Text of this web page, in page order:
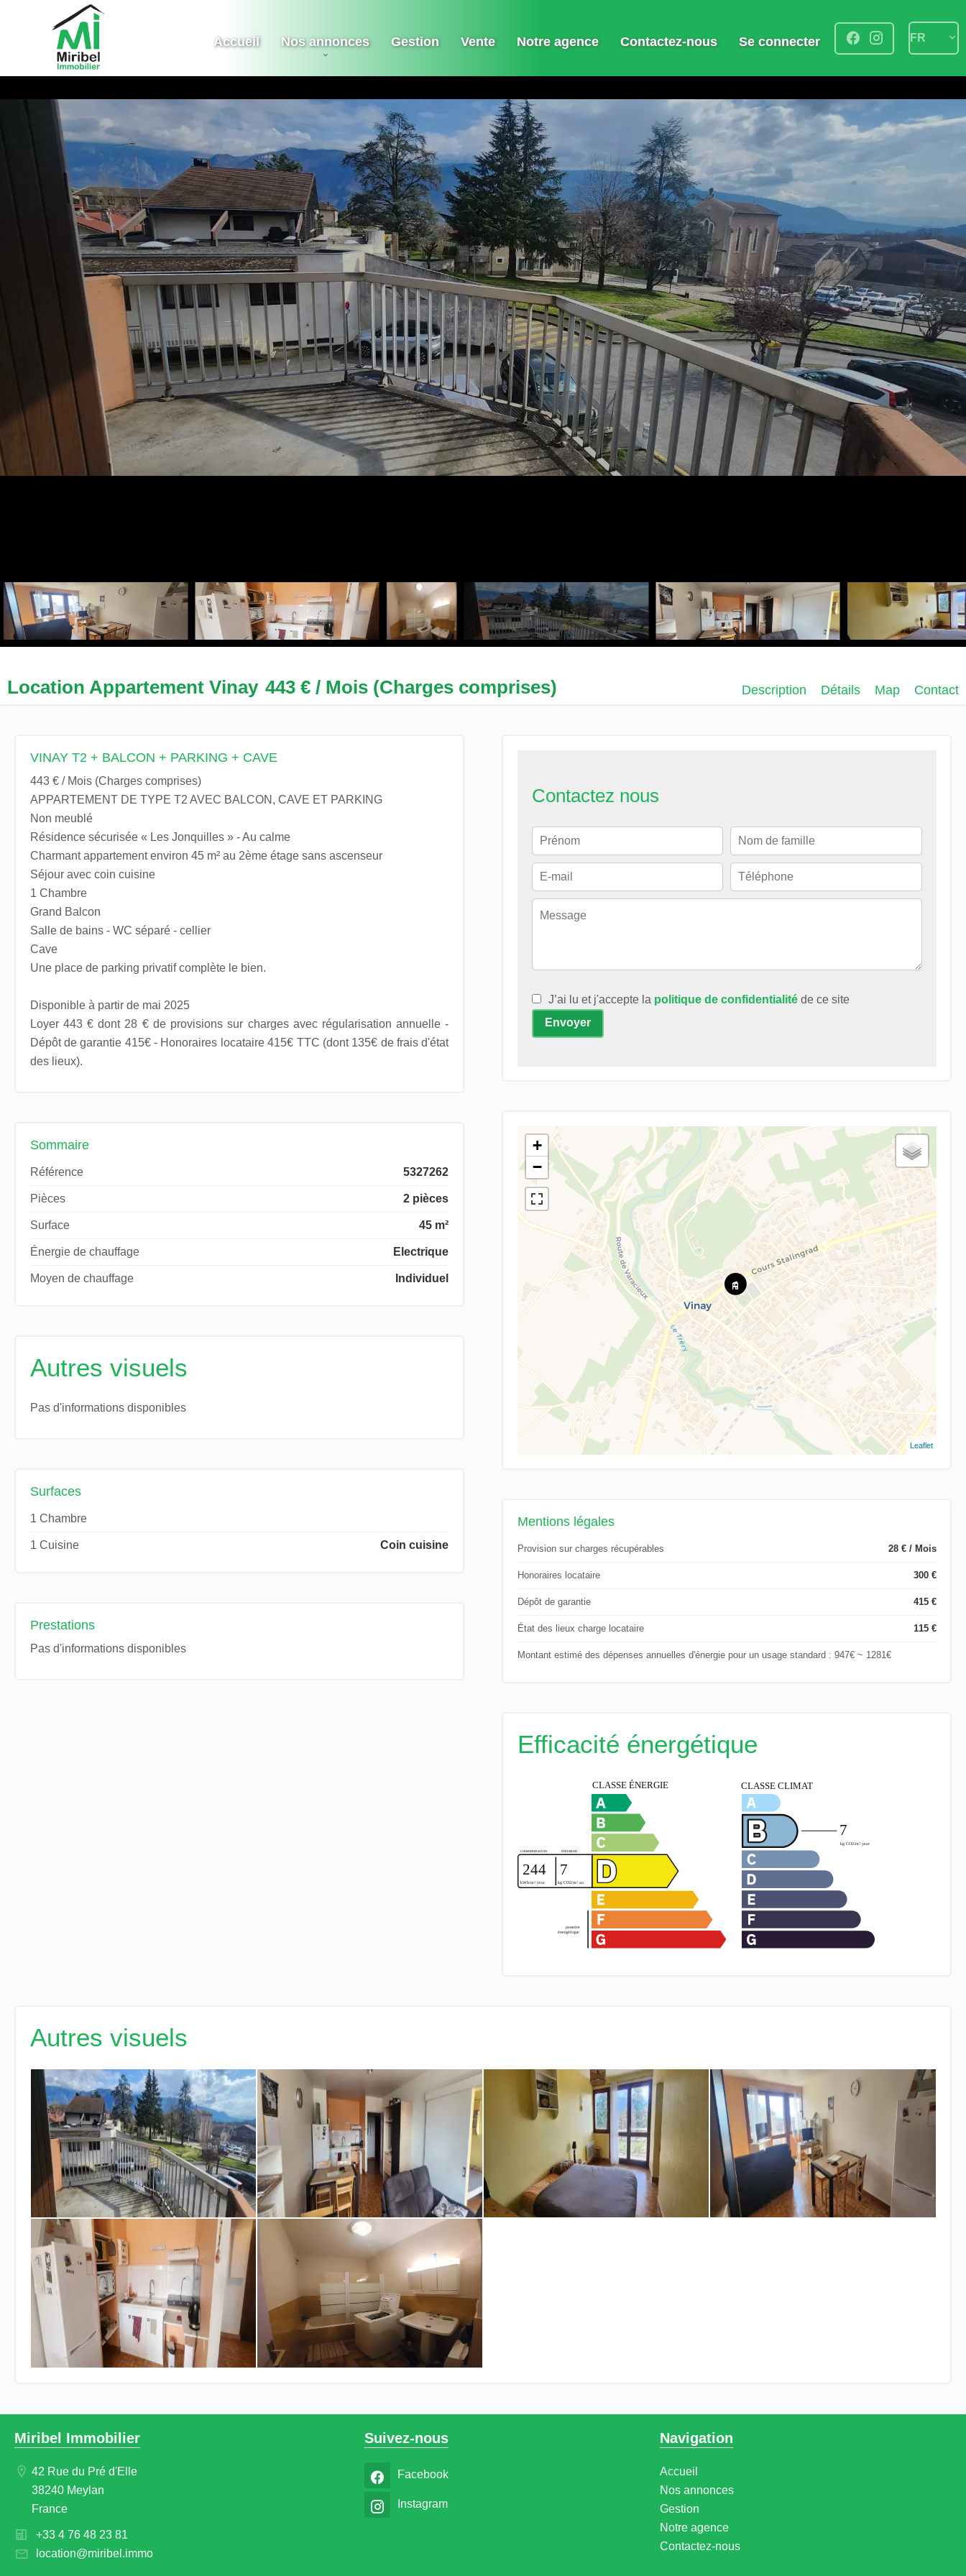
Accueil Nos annonces Gestion Vente Notre agence Contactez-nous Se connecter FR
Location Appartement Vinay 443 € / Mois (Charges comprises) Description Détails Map Contact
VINAY T2 + BALCON + PARKING + CAVE
443 € / Mois (Charges comprises)
APPARTEMENT DE TYPE T2 AVEC BALCON, CAVE ET PARKING
Non meublé
Résidence sécurisée « Les Jonquilles » - Au calme
Charmant appartement environ 45 m² au 2ème étage sans ascenseur
Séjour avec coin cuisine
1 Chambre
Grand Balcon
Salle de bains - WC séparé - cellier
Cave
Une place de parking privatif complète le bien.
Disponible à partir de mai 2025
Loyer 443 € dont 28 € de provisions sur charges avec régularisation annuelle -
Dépôt de garantie 415€ - Honoraires locataire 415€ TTC (dont 135€ de frais d'état
des lieux).
Sommaire
Référence 5327262
Pièces 2 pièces
Surface 45 m²
Énergie de chauffage Electrique
Moyen de chauffage Individuel
Autres visuels
Pas d'informations disponibles
Surfaces
1 Chambre
1 Cuisine Coin cuisine
Prestations
Pas d'informations disponibles
Contactez nous
J’ai lu et j'accepte la politique de confidentialitéde ce site
Envoyer
+
−
Leaflet
Mentions légales
Provision sur charges récupérables 28 € / Mois
Honoraires locataire 300 €
Dépôt de garantie 415 €
État des lieux charge locataire 115 €
Montant estimé des dépenses annuelles d'énergie pour un usage standard : 947€ ~ 1281€
Efficacité énergétique
Autres visuels
Miribel Immobilier
42 Rue du Pré d'Elle
38240 Meylan
France
+33 4 76 48 23 81
location@miribel.immo
Suivez-nous
Facebook
Instagram
Navigation
Accueil
Nos annonces
Gestion
Notre agence
Contactez-nous